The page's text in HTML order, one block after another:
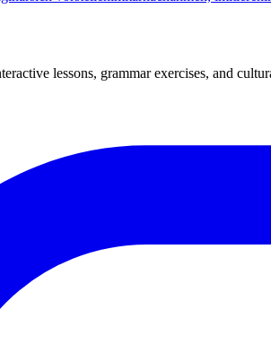
lessons, grammar exercises, and